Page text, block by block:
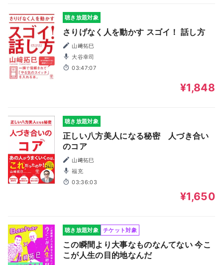
聴き放題対象
さりげなく人を動かす スゴイ！ 話し方
山﨑拓巳
大谷幸司
03:47:07
¥1,848
聴き放題対象
正しい八方美人になる秘密 人づき合い
のコア
山﨑拓巳
福充
03:36:03
¥1,650
聴き放題対象 チケット対象
この瞬間より大事なものなんてない 今こ
こが人生の目的地なんだ